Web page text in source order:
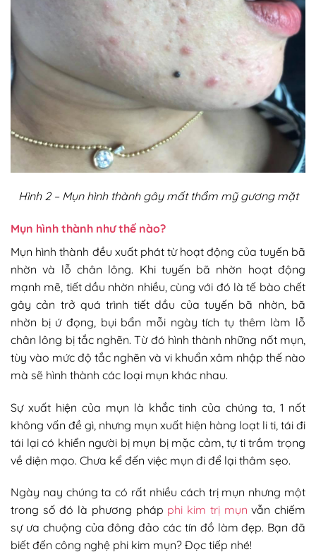
Hình 2 – Mụn hình thành gây mất thẩm mỹ gương mặt
Mụn hình thành như thế nào?
Mụn hình thành đều xuất phát từ hoạt động của tuyến bã
nhờn và lỗ chân lông. Khi tuyến bã nhờn hoạt động
mạnh mẽ, tiết dầu nhờn nhiều, cùng với đó là tế bào chết
gây cản trở quá trình tiết dầu của tuyến bã nhờn, bã
nhờn bị ứ đọng, bụi bẩn mỗi ngày tích tụ thêm làm lỗ
chân lông bị tắc nghẽn. Từ đó hình thành những nốt mụn,
tùy vào mức độ tắc nghẽn và vi khuẩn xâm nhập thế nào
mà sẽ hình thành các loại mụn khác nhau.
Sự xuất hiện của mụn là khắc tinh của chúng ta, 1 nốt
không vấn đề gì, nhưng mụn xuất hiện hàng loạt li ti, tái đi
tái lại có khiển người bị mụn bị mặc cảm, tự ti trầm trọng
về diện mạo. Chưa kể đến việc mụn đi để lại thâm sẹo.
Ngày nay chúng ta có rất nhiều cách trị mụn nhưng một
trong số đó là phương pháp phi kim trị mụn vẫn chiếm
sự ưa chuộng của đông đảo các tín đồ làm đẹp. Bạn đã
biết đến công nghệ phi kim mụn? Đọc tiếp nhé!